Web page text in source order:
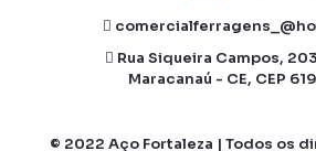
Rua Siqueira Campos,
Maracanaú - CE, CEP
© 2022 Aço Fortaleza | Todos os